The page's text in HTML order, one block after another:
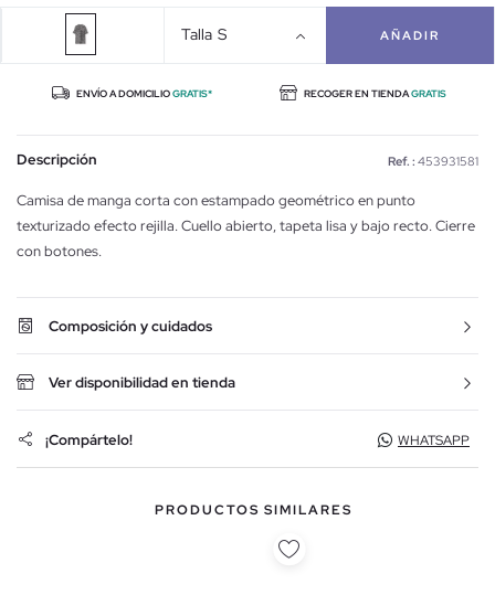
Talla S AÑADIR
ENVÍO A DOMICILIOGRATIS* RECOGER EN TIENDAGRATIS
Descripción Ref. : 453931581
Camisa de manga corta con estampado geométrico en punto
texturizado efecto rejilla. Cuello abierto, tapeta lisa y bajo recto. Cierre
con botones.
Composición y cuidados
Ver disponibilidad en tienda
¡Compártelo! WHATSAPP
PRODUCTOS SIMILARES